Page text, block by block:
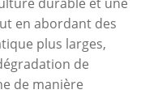
en abordant des
plus larges,
de
de manière